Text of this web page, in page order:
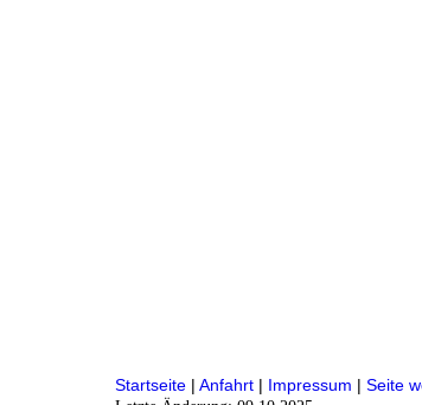
Startseite | Anfahrt | Impressum | Seite